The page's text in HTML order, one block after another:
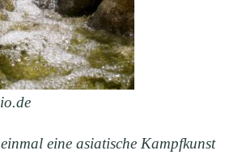
eine asiatische Kampfkunst